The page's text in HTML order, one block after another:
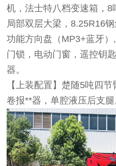
机，法士特八档变速箱，
局部双层大梁，8.25R16
功能方向盘（MP3+蓝牙
门锁，电动门窗，遥控钥
器。
【上装配置】楚随5吨四
卷报**器，单腔液压后支腿